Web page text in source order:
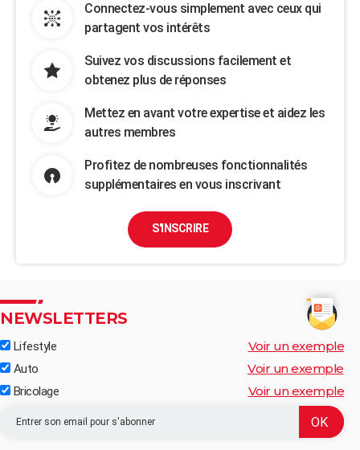
Connectez-vous simplement avec ceux qui
partagent vos intérêts
Suivez vos discussions facilement et
obtenez plus de réponses
Mettez en avant votre expertise et aidez les
autres membres
Profitez de nombreuses fonctionnalités
supplémentaires en vous inscrivant
S'INSCRIRE
NEWSLETTERS
Lifestyle Voir un exemple
Auto Voir un exemple
Bricolage Voir un exemple